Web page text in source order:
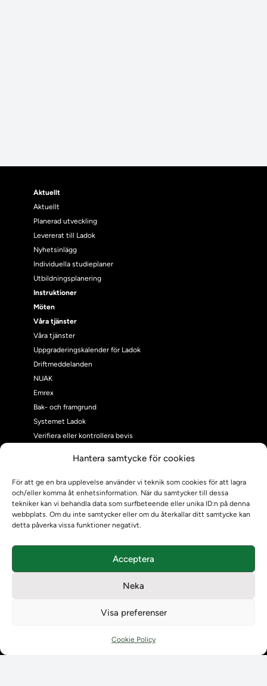
Hantera samtycke för cookies
För att ge en bra upplevelse använder vi teknik som cookies för att lagra
och/eller komma åt enhetsinformation. När du samtycker till dessa
tekniker kan vi behandla data som surfbeteende eller unika ID:n på denna
webbplats. Om du inte samtycker eller om du återkallar ditt samtycke kan
detta påverka vissa funktioner negativt.
Acceptera
Neka
Visa preferenser
Cookie Policy
Aktuellt
Aktuellt
Planerad utveckling
Levererat till Ladok
Nyhetsinlägg
Individuella studieplaner
Utbildningsplanering
Instruktioner
Möten
Våra tjänster
Våra tjänster
Uppgraderingskalender för Ladok
Driftmeddelanden
NUAK
Emrex
Bak- och framgrund
Systemet Ladok
Verifiera eller kontrollera bevis
Om oss
Om Ladokkonsortiet
Ladokkonsortiet internationellt
Vision, strategi och produktplan
Kontaktuppgifter för studenters Ladoksupport